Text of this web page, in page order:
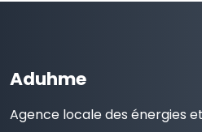
Aduhme
Agence locale des énergies